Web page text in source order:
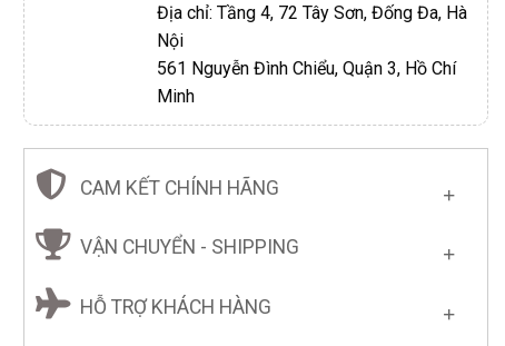
Địa chỉ: Tầng 4, 72 Tây Sơn, Đống Đa, Hà
Nội
561 Nguyễn Đình Chiểu, Quận 3, Hồ Chí
Minh
CAM KẾT CHÍNH HÃNG
VẬN CHUYỂN - SHIPPING
HỖ TRỢ KHÁCH HÀNG